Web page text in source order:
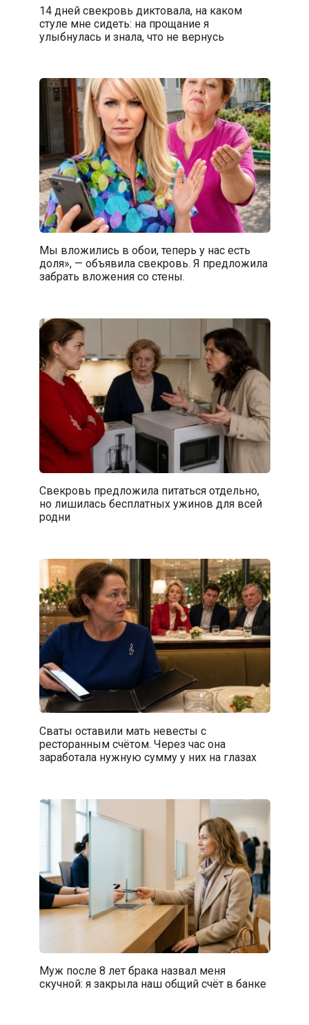
14 дней свекровь диктовала, на каком
стуле мне сидеть: на прощание я
улыбнулась и знала, что не вернусь
Мы вложились в обои, теперь у нас есть
доля», — объявила свекровь. Я предложила
забрать вложения со стены.
Свекровь предложила питаться отдельно,
но лишилась бесплатных ужинов для всей
родни
Сваты оставили мать невесты с
ресторанным счётом. Через час она
заработала нужную сумму у них на глазах
Муж после 8 лет брака назвал меня
скучной: я закрыла наш общий счёт в банке